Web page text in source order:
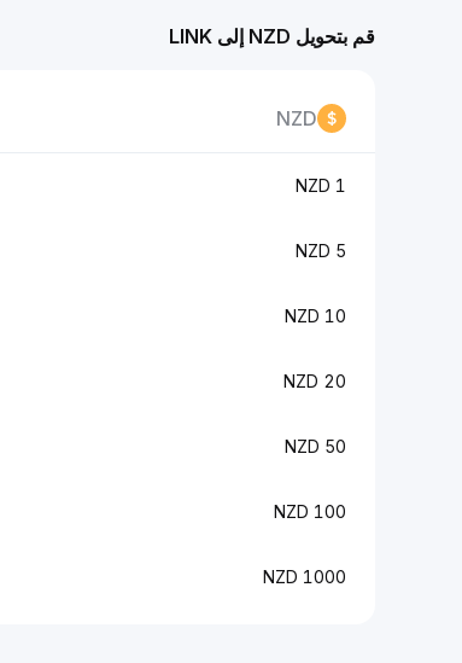
قم بتحويل NZD إلى LINK
NZD
1 NZD
5 NZD
10 NZD
20 NZD
50 NZD
100 NZD
1000 NZD